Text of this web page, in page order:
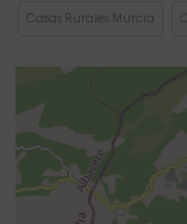
Casas Rurales Murcia